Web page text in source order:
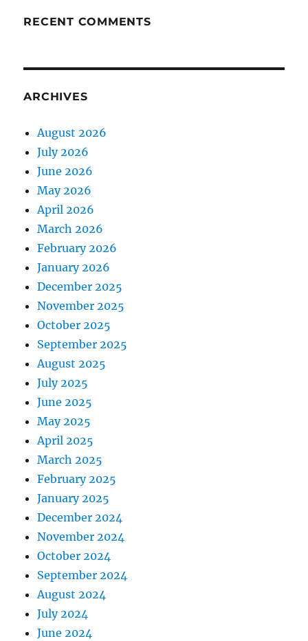
RECENT COMMENTS
ARCHIVES
August 2026
July 2026
June 2026
May 2026
April 2026
March 2026
February 2026
January 2026
December 2025
November 2025
October 2025
September 2025
August 2025
July 2025
June 2025
May 2025
April 2025
March 2025
February 2025
January 2025
December 2024
November 2024
October 2024
September 2024
August 2024
July 2024
June 2024